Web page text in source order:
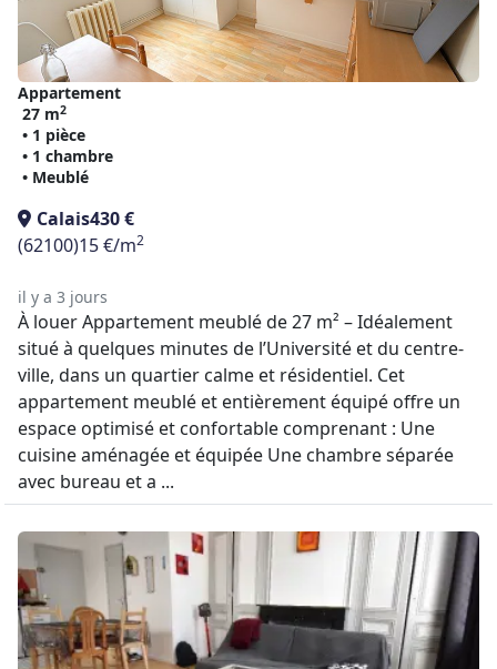
Appartement
27 m2
• 1 pièce
• 1 chambre
• Meublé
Calais430 €
(62100)15 €/m2
il y a 3 jours
À louer Appartement meublé de 27 m² – Idéalement
situé à quelques minutes de l’Université et du centre-
ville, dans un quartier calme et résidentiel. Cet
appartement meublé et entièrement équipé offre un
espace optimisé et confortable comprenant : Une
cuisine aménagée et équipée Une chambre séparée
avec bureau et a ...